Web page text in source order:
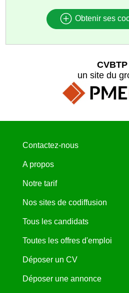
Obtenir ses
CVBTP
un site du
Contactez-nous
A propos
Notre tarif
Nos sites de codiffusion
Tous les candidats
Toutes les offres d'emploi
Déposer un CV
Déposer une annonce